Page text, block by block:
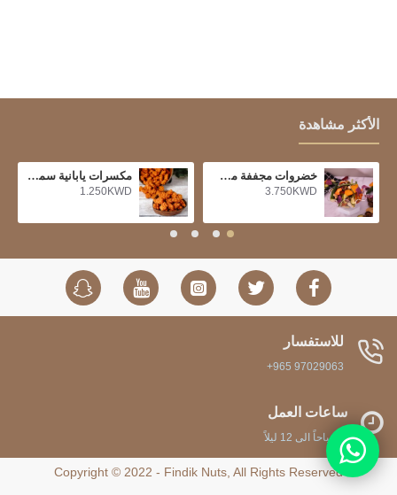
الأكثر مشاهدة
خضروات مجففة مشكلة
3.750KWD
مكسرات يابانية سمبي حار
1.250KWD
للاستفسار
+965 97029063
ساعات العمل
8 صباحاً الى 12 ليلاً
Copyright © 2022 - Findik Nuts, All Rights Reserved